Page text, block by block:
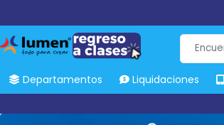
Departamentos Liquidaciones